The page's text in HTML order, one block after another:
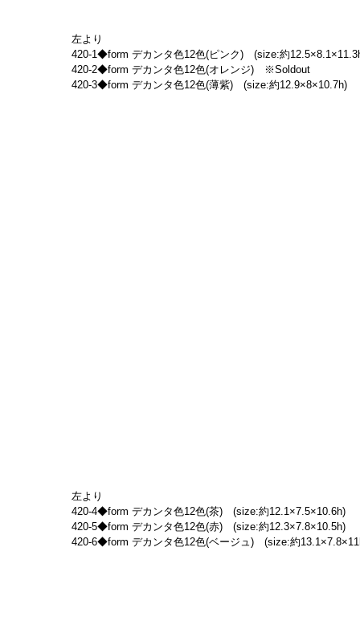
左より
420-1◆form デカンタ色12色(ピンク)　(size:約
420-2◆form デカンタ色12色(オレンジ)　※Soldout
420-3◆form デカンタ色12色(薄紫)　(size:約12.9×8×10.7h)
左より
420-4◆form デカンタ色12色(茶)　(size:約12.1×7.5×10.6h)
420-5◆form デカンタ色12色(赤)　(size:約12.3×7.8×10.5h)
420-6◆form デカンタ色12色(ベージュ)　(size:約